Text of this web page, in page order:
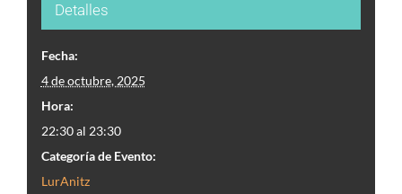
Detalles
Fecha:
4 de octubre, 2025
Hora:
22:30 al 23:30
Categoría de Evento:
LurAnitz
¿Tienes una idea que te gustaría